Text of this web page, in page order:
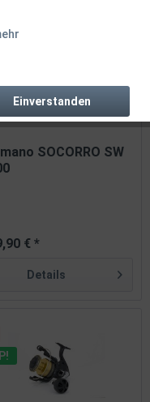
SOCORRO SW
€ *
Details
Einverstanden